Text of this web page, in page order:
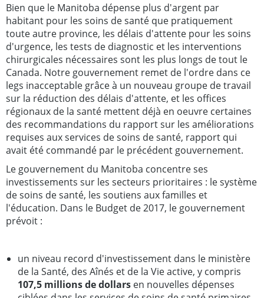
Bien que le Manitoba dépense plus d'argent par
habitant pour les soins de santé que pratiquement
toute autre province, les délais d'attente pour les soins
d'urgence, les tests de diagnostic et les interventions
chirurgicales nécessaires sont les plus longs de tout le
Canada. Notre gouvernement remet de l'ordre dans ce
legs inacceptable grâce à un nouveau groupe de travail
sur la réduction des délais d'attente, et les offices
régionaux de la santé mettent déjà en oeuvre certaines
des recommandations du rapport sur les améliorations
requises aux services de soins de santé, rapport qui
avait été commandé par le précédent gouvernement.
Le gouvernement du Manitoba concentre ses
investissements sur les secteurs prioritaires : le système
de soins de santé, les soutiens aux familles et
l'éducation. Dans le Budget de 2017, le gouvernement
prévoit :
un niveau record d'investissement dans le ministère
de la Santé, des Aînés et de la Vie active, y compris
107,5 millions de dollars en nouvelles dépenses